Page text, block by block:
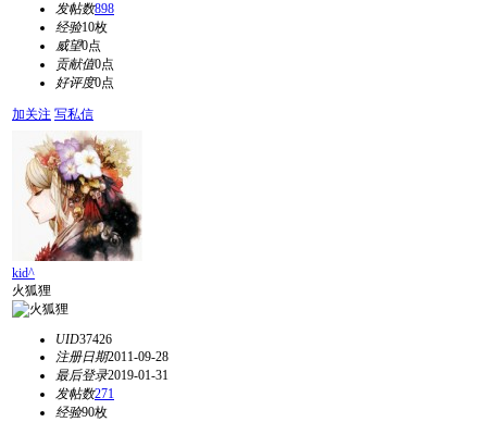
发帖数898
经验10枚
威望0点
贡献值0点
好评度0点
加关注 写私信
kid^
火狐狸
UID37426
注册日期2011-09-28
最后登录2019-01-31
发帖数271
经验90枚